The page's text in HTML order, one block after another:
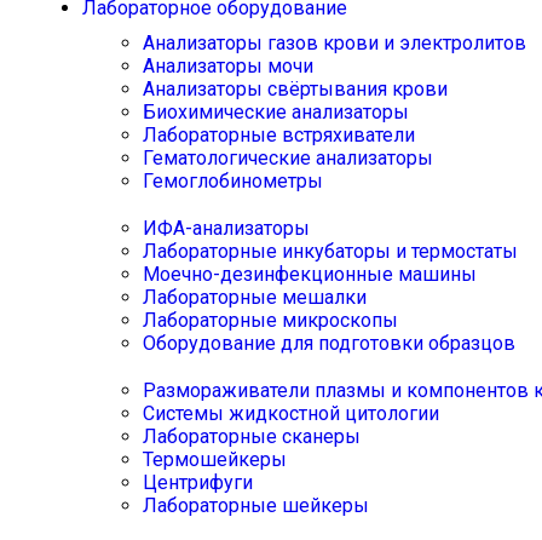
Лабораторное оборудование
Анализаторы газов крови и электролитов
Анализаторы мочи
Анализаторы свёртывания крови
Биохимические анализаторы
Лабораторные встряхиватели
Гематологические анализаторы
Гемоглобинометры
ИФА-анализаторы
Лабораторные инкубаторы и термостаты
Моечно-дезинфекционные машины
Лабораторные мешалки
Лабораторные микроскопы
Оборудование для подготовки образцов
Размораживатели плазмы и компонентов
Системы жидкостной цитологии
Лабораторные сканеры
Термошейкеры
Центрифуги
Лабораторные шейкеры